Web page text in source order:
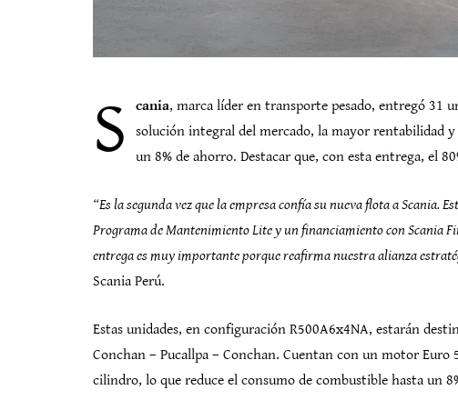
S cania, marca líder en transporte pesado, entregó 31
solución integral del mercado, la mayor rentabilidad
un 8% de ahorro. Destacar que, con esta entrega, el
“Es la segunda vez que la empresa confía su nueva flota a Scania.
Programa de Mantenimiento Lite y un financiamiento con Scania
entrega es muy importante porque reafirma nuestra alianza
Scania Perú.
Estas unidades, en configuración R500A6x4NA, estarán
Conchan – Pucallpa – Conchan. Cuentan con un motor
cilindro, lo que reduce el consumo de combustible hasta un